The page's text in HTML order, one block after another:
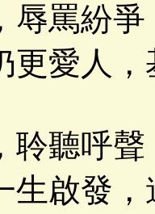
辱罵紛
更愛人
聆聽呼
生啟發